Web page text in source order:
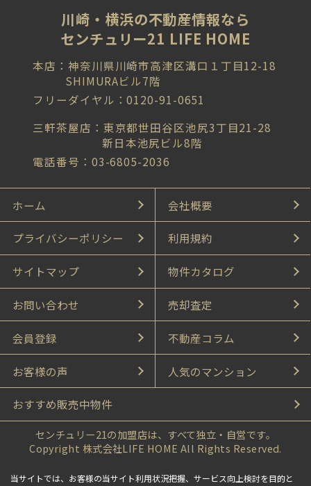
川崎・横浜の不動産情報なら
センチュリー21 LIFE HOME
本店：神奈川県川崎市高津区溝口１丁目12-18
SHIMURAビル7階
フリーダイヤル：0120-91-0651
三軒茶屋店：東京都世田谷区池尻3丁目21-28
新日本池尻ビル8階
電話番号：03-6805-2036
ホーム 会社概要
プライバシーポリシー 利用規約
サイトマップ 物件カタログ
お問い合わせ 売却査定
会員登録 不動産コラム
お客様の声 人気のマンション
おすすめ販売中物件
センチュリー21の加盟店は、すべて独立・自営です。
Copyright 株式会社LIFE HOME All Rights Reserved.
当サイトでは、お客様の当サイト利用状況把握、サービス向上検討を目的と